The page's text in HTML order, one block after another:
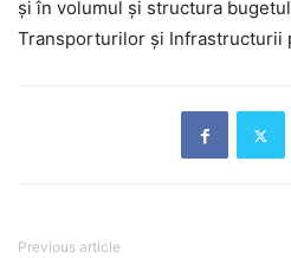
și în volumul și structura
Transporturilor și Infrastructurii
Previous article